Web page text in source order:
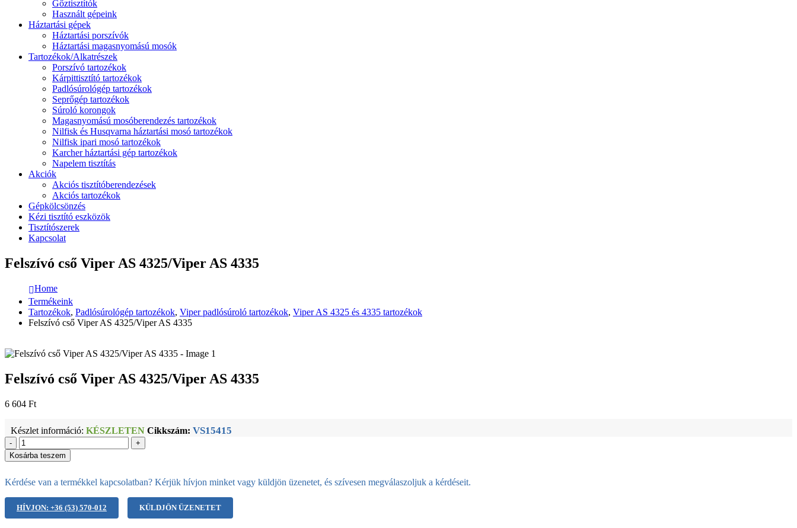
Gőztisztítók
Használt gépeink
Háztartási gépek
Háztartási porszívók
Háztartási magasnyomású mosók
Tartozékok/Alkatrészek
Porszívó tartozékok
Kárpittisztító tartozékok
Padlósúrológép tartozékok
Seprőgép tartozékok
Súroló korongok
Magasnyomású mosóberendezés tartozékok
Nilfisk és Husqvarna háztartási mosó tartozékok
Nilfisk ipari mosó tartozékok
Karcher háztartási gép tartozékok
Napelem tisztítás
Akciók
Akciós tisztítóberendezések
Akciós tartozékok
Gépkölcsönzés
Kézi tisztító eszközök
Tisztítószerek
Kapcsolat
Felszívó cső Viper AS 4325/Viper AS 4335
Home
Termékeink
Tartozékok, Padlósúrológép tartozékok, Viper padlósúroló tartozékok, Viper AS 4325 és 4335 tartozékok
Felszívó cső Viper AS 4325/Viper AS 4335
Felszívó cső Viper AS 4325/Viper AS 4335
6 604 Ft
Készlet információ: KÉSZLETEN Cikkszám: VS15415
-
+
Kosárba teszem
Kérdése van a termékkel kapcsolatban? Kérjük hívjon minket vagy küldjön üzenetet, és szívesen megválaszoljuk a kérdéseit.
HÍVJON: +36 (53) 570-012 KÜLDJÖN ÜZENETET